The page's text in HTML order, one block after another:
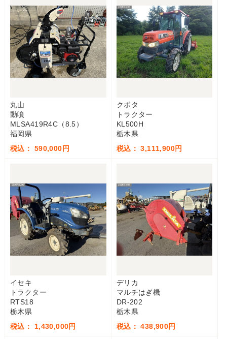
丸山
動噴
MLSA419R4C（8.5）
福岡県
税込： 590,000円
クボタ
トラクター
KL500H
栃木県
税込： 3,111,900円
イセキ
トラクター
RTS18
栃木県
税込： 1,430,000円
デリカ
マルチはぎ機
DR-202
栃木県
税込： 438,900円